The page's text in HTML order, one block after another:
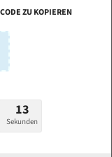
mm
ZU KOPIEREN
11
Sekunden